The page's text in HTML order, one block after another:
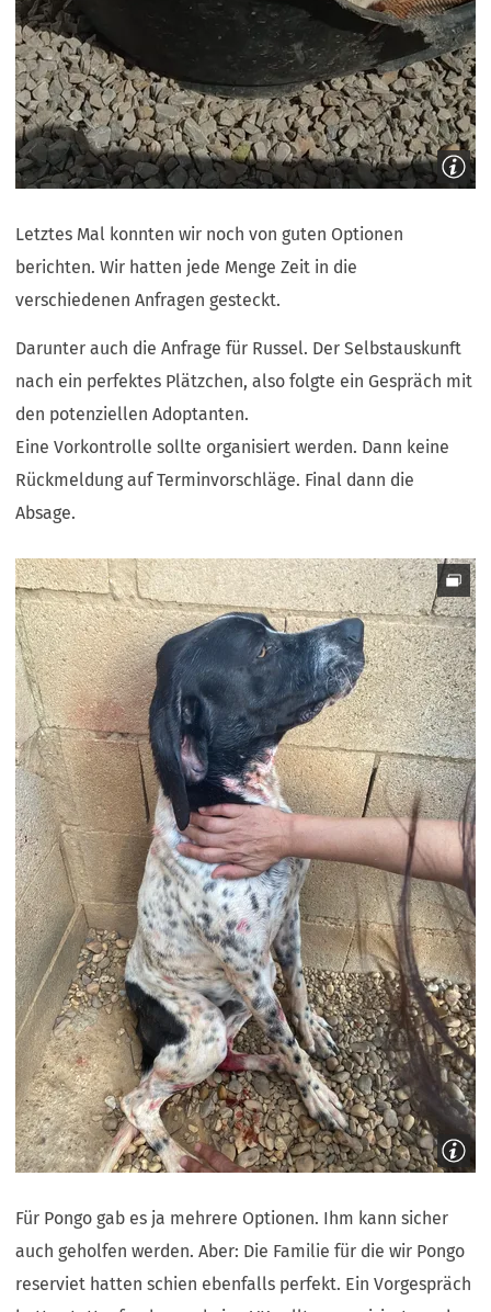
Letztes Mal konnten wir noch von guten Optionen
berichten. Wir hatten jede Menge Zeit in die
verschiedenen Anfragen gesteckt.
Darunter auch die Anfrage für Russel. Der Selbstauskunft
nach ein perfektes Plätzchen, also folgte ein Gespräch mit
den potenziellen Adoptanten.
Eine Vorkontrolle sollte organisiert werden. Dann keine
Rückmeldung auf Terminvorschläge. Final dann die
Absage.
Für Pongo gab es ja mehrere Optionen. Ihm kann sicher
auch geholfen werden. Aber: Die Familie für die wir Pongo
reserviet hatten schien ebenfalls perfekt. Ein Vorgespräch